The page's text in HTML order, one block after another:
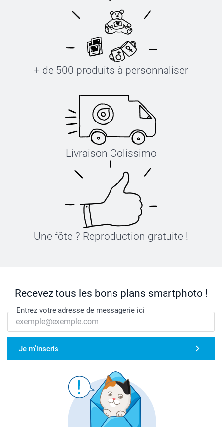
+ de 500 produits à personnaliser
Livraison Colissimo
Une fôte ? Reproduction gratuite !
Recevez tous les bons plans smartphoto !
Entrez votre adresse de messagerie ici
Je m'inscris